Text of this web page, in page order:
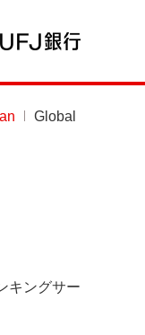
Global
キングサー